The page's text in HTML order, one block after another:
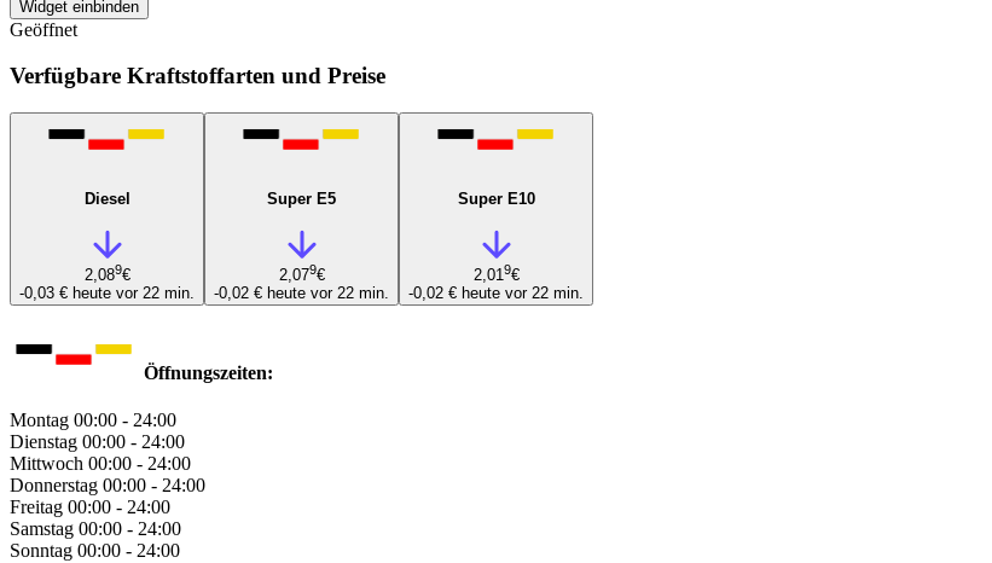
Widget einbinden
Geöffnet
Verfügbare Kraftstoffarten und Preise
Diesel
2,089€
-0,03 € heute vor 22 min.
Super E5
2,079€
-0,02 € heute vor 22 min.
Super E10
2,019€
-0,02 € heute vor 22 min.
Öffnungszeiten:
Montag 00:00 - 24:00
Dienstag 00:00 - 24:00
Mittwoch 00:00 - 24:00
Donnerstag 00:00 - 24:00
Freitag 00:00 - 24:00
Samstag 00:00 - 24:00
Sonntag 00:00 - 24:00